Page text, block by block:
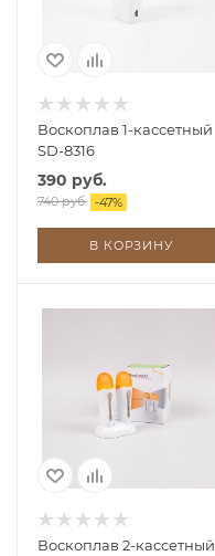
Воскоплав 1-кассетный
SD-8316
390 руб.
740 руб. -47%
В КОРЗИНУ
Воскоплав 2-кассетный